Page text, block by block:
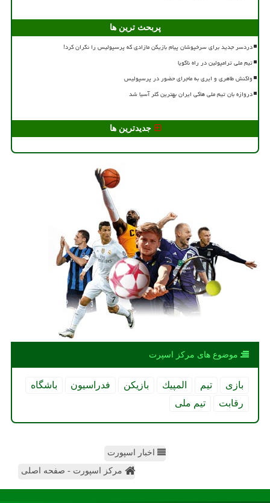
پربحث ترین ها
دردسر جدید برای سرخپوشان پیام بازیکن مازادی که پرسپولیس را نگران کرد!
تیم ملی ترامپولین در راه ناگویا
واکنش طاهری و ایری به ماجرای حضور در پرسپولیس
دروازه بان تیم ملی هاکی ایران بهترین گلر آسیا شد
جدیدترین ها
موضوع های مركز اسپرت
بازی تیم المپیك بازیكن فدراسیون
باشگاه
رقابت
تیم ملی
اخبار اسپورت
مرکز اسپورت - صفحه اصلی